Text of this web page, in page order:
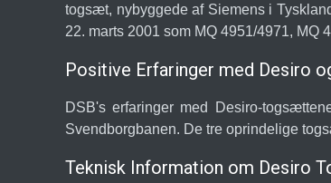
togsæt, nybyggede af Siemens i
22. marts 2001 som MQ 4951/4971, MQ
Positive Erfaringer med Desiro
DSB's erfaringer med Desiro-
Svendborgbanen. De tre oprindelige
Teknisk Information om Desiro